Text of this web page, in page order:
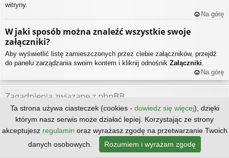
witryny.
Na górę
W jaki sposób można znaleźć wszystkie swoje
załączniki?
Aby wyświetlić listę zamieszczonych przez ciebie załączników, przejdź
do panelu zarządzania swoim kontem i kliknij odnośnik Załączniki
Na górę
Zagadnienia związane z phpBB
Kto jest autorem tego oprogramowania?
Prawa autorskie do tego oprogramowania w jego niezmodyfikowanej
. Jest ono publikowane na licencji GNU General
Public License wersja 2 (GPL-2.0), co w praktyce oznacza, że może być
Ta strona używa ciasteczek (cookies - dowiedz się więcej), dzięki
którym nasz serwis może działać lepiej. Korzystając ze strony
akceptujesz regulamin oraz wyrażasz zgodę na przetwarzanie Twoich
danych osobowych.
Rozumiem i wyrażam zgodę